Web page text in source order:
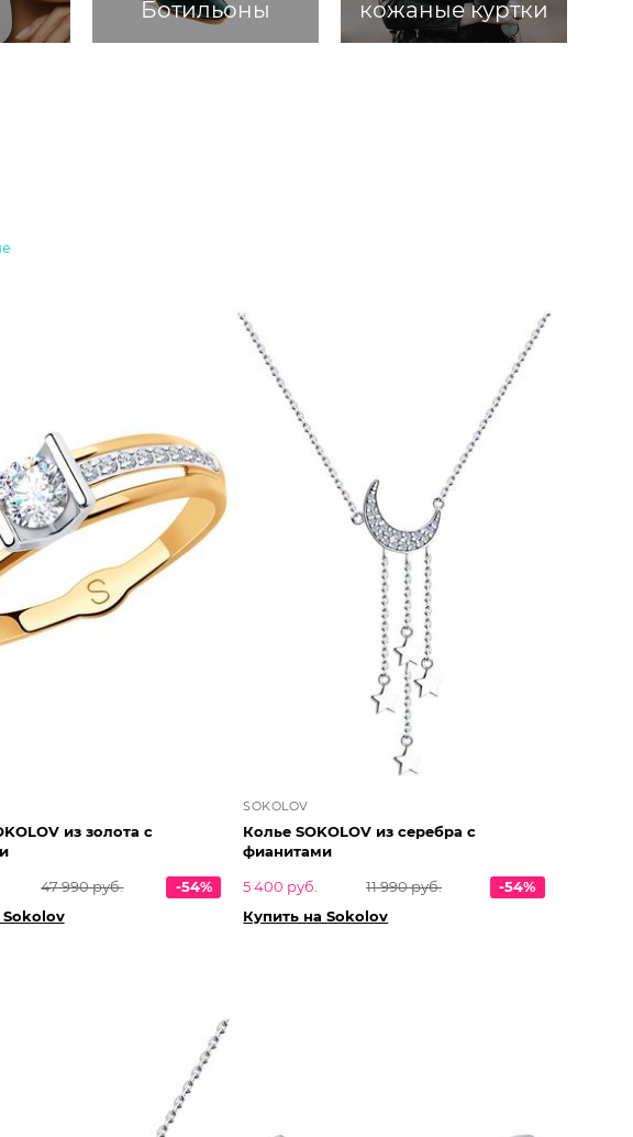
Ботильоны кожаные куртки
из золота с
47 990 руб.
-54%
Sokolov
SOKOLOV
Колье SOKOLOV из серебра с
фианитами
5 400 руб.
11 990 руб.
-54%
Купить на Sokolov